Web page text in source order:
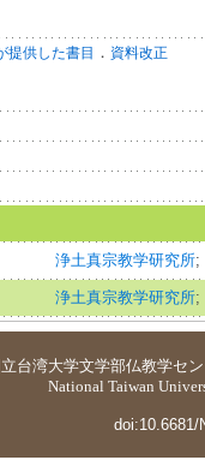
提供した書目 ． 資料改正
浄土真宗教学研究所;
浄土真宗教学研究所;
立台湾大学文学部仏教学セ
National Taiwan
doi:10.6681/